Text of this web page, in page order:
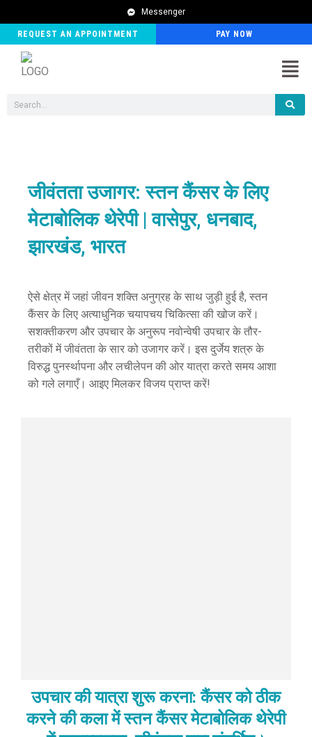
Messenger
REQUEST AN APPOINTMENT PAY NOW
Search
जीवंतता उजागर: स्तन कैंसर के लिए
मेटाबोलिक थेरेपी | वासेपुर, धनबाद,
झारखंड, भारत
ऐसे क्षेत्र में जहां जीवन शक्ति अनुग्रह के साथ जुड़ी हुई है, स्तन
कैंसर के लिए अत्याधुनिक चयापचय चिकित्सा की खोज करें।
सशक्तीकरण और उपचार के अनुरूप नवोन्वेषी उपचार के तौर-
तरीकों में जीवंतता के सार को उजागर करें। इस दुर्जेय शत्रु के
विरुद्ध पुनर्स्थापना और लचीलेपन की ओर यात्रा करते समय आशा
को गले लगाएँ। आइए मिलकर विजय प्राप्त करें!
उपचार की यात्रा शुरू करना: कैंसर को ठीक
करने की कला में स्तन कैंसर मेटाबोलिक थेरेपी